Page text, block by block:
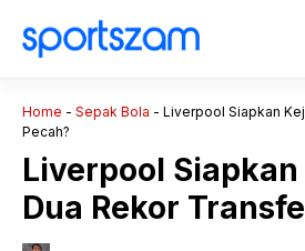
Home - Sepak Bola - Liverpool Siapkan
Pecah?
Liverpool
Dua Rekor